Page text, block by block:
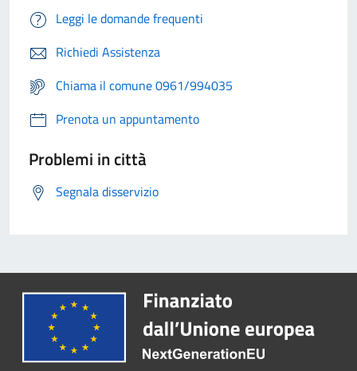
Leggi le domande frequenti
Richiedi Assistenza
Chiama il comune 0961/994035
Prenota un appuntamento
Problemi in città
Segnala disservizio